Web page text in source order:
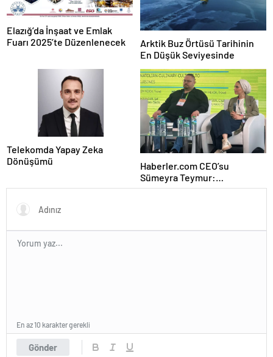
Elazığ’da İnşaat ve Emlak
Fuarı 2025’te Düzenlenecek
Arktik Buz Örtüsü Tarihinin
En Düşük Seviyesinde
Telekomda Yapay Zeka
Dönüşümü
Haberler.com CEO’su
Sümeyra Teymur:
Gastronomi içerikleri uzun
Gönder
En az 10 karakter gerekli